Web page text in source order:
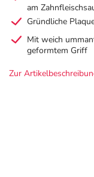
am
Gründliche
Mit weich
geformtem Griff
Zur